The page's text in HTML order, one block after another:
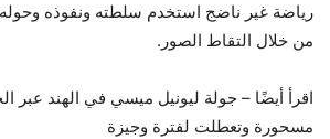
رياضة غير ناضج استخدم سلطته ونفوذه
من خلال التقاط الصور.
اقرأ أيضًا – جولة ليونيل ميسي في الهند عبر
مسحورة وتعطلت لفترة وجيزة